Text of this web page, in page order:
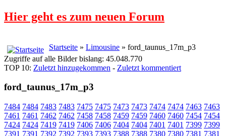
Hier geht es zum neuen Forum
Startseite » Limousine » ford_taunus_17m_p3
Zugriffe auf alle Bilder bislang: 45.048.770
TOP 10: Zuletzt hinzugekommen - Zuletzt kommentiert
ford_taunus_17m_p3
7484 7484 7483 7483 7475 7475 7473 7473 7474 7474 7463 7463
7461 7461 7462 7462 7458 7458 7459 7459 7460 7460 7454 7454
7424 7424 7419 7419 7406 7406 7404 7404 7401 7401 7399 7399
7391 7391 7392 7392 7393 7393 7388 7388 7380 7380 7381 7381